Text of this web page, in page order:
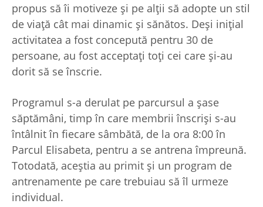
propus să îi motiveze și pe alții să adopte un stil
de viață cât mai dinamic și sănătos. Deși inițial
activitatea a fost concepută pentru 30 de
persoane, au fost acceptați toți cei care și-au
dorit să se înscrie.
Programul s-a derulat pe parcursul a șase
săptămâni, timp în care membrii înscriși s-au
întâlnit în fiecare sâmbătă, de la ora 8:00 în
Parcul Elisabeta, pentru a se antrena împreună.
Totodată, aceștia au primit și un program de
antrenamente pe care trebuiau să îl urmeze
individual.